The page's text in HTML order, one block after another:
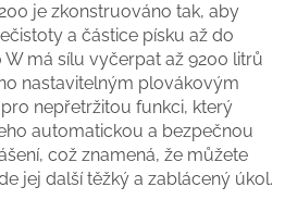
je zkonstruováno tak, aby
a částice písku až do
má sílu vyčerpat až 9200 litrů
nastavitelným plovákovým
nepřetržitou funkci, který
automatickou a bezpečnou
což znamená, že můžete
jej další těžký a zablácený úkol.